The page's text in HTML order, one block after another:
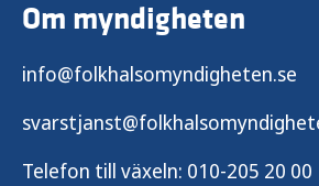
Om myndigheten
info@folkhalsomyndigheten.se
Telefon till växeln: 010-205 20 00